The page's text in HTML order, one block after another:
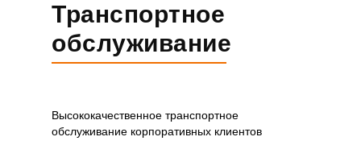
Транспортное
обслуживание
Высококачественное транспортное
обслуживание корпоративных клиентов